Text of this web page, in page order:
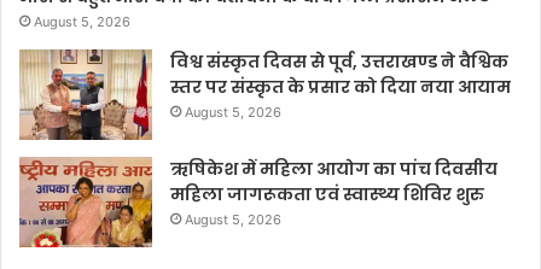
August 5, 2026
विश्व संस्कृत दिवस से पूर्व, उत्तराखण्ड ने वैश्विक
स्तर पर संस्कृत के प्रसार को दिया नया आयाम
August 5, 2026
ऋषिकेश में महिला आयोग का पांच दिवसीय
महिला जागरूकता एवं स्वास्थ्य शिविर शुरु
August 5, 2026